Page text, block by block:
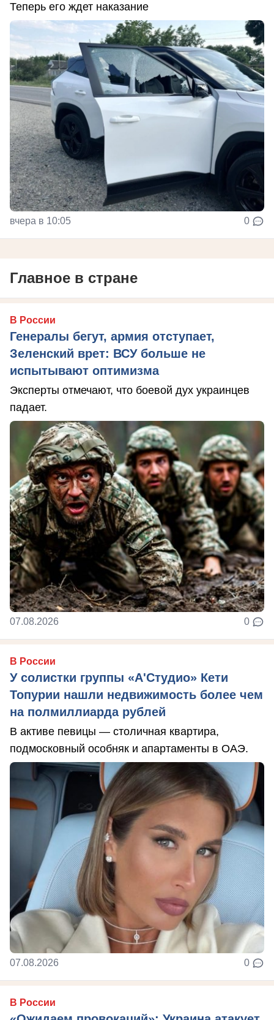
Теперь его ждет наказание
вчера в 10:05 0
Главное в стране
В России
Генералы бегут, армия отступает,
Зеленский врет: ВСУ больше не
испытывают оптимизма
Эксперты отмечают, что боевой дух украинцев
падает.
07.08.2026 0
В России
У солистки группы «А'Студио» Кети
Топурии нашли недвижимость более чем
на полмиллиарда рублей
В активе певицы — столичная квартира,
подмосковный особняк и апартаменты в ОАЭ.
07.08.2026 0
В России